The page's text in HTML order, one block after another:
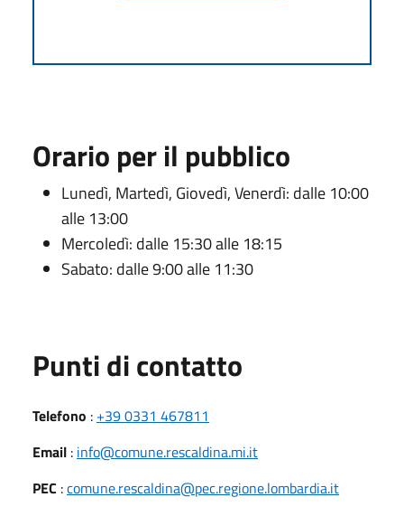
Orario per il pubblico
Lunedì, Martedì, Giovedì, Venerdì: dalle 10:00
alle 13:00
Mercoledì: dalle 15:30 alle 18:15
Sabato: dalle 9:00 alle 11:30
Punti di contatto
Telefono : +39 0331 467811
Email : info@comune.rescaldina.mi.it
PEC :comune.rescaldina@pec.regione.lombardia.it